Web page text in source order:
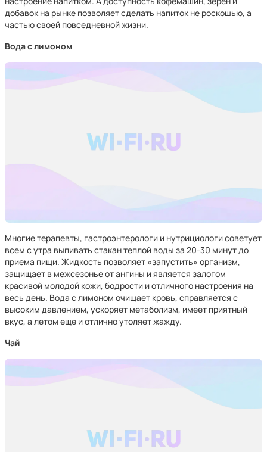
добавок на рынке позволяет сделать напиток не роскошью, а
частью своей повседневной жизни.
Вода с лимоном
Многие терапевты, гастроэнтерологи и нутрициологи советует
всем с утра выпивать стакан теплой воды за 20-30 минут до
приема пищи. Жидкость позволяет «запустить» организм,
защищает в межсезонье от ангины и является залогом
красивой молодой кожи, бодрости и отличного настроения на
весь день. Вода с лимоном очищает кровь, справляется с
высоким давлением, ускоряет метаболизм, имеет приятный
вкус, а летом еще и отлично утоляет жажду.
Чай